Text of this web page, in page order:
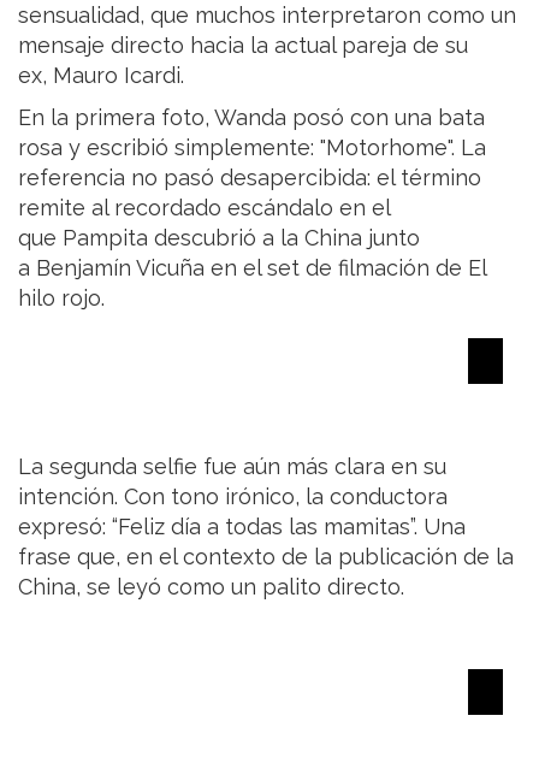
sensualidad, que muchos interpretaron como un
mensaje directo hacia la actual pareja de su
ex, Mauro Icardi.
En la primera foto, Wanda posó con una bata
rosa y escribió simplemente: "Motorhome". La
referencia no pasó desapercibida: el término
remite al recordado escándalo en el
que Pampita descubrió a la China junto
a Benjamín Vicuña en el set de filmación de El
hilo rojo.
La segunda selfie fue aún más clara en su
intención. Con tono irónico, la conductora
expresó: “Feliz día a todas las mamitas”. Una
frase que, en el contexto de la publicación de la
China, se leyó como un palito directo.